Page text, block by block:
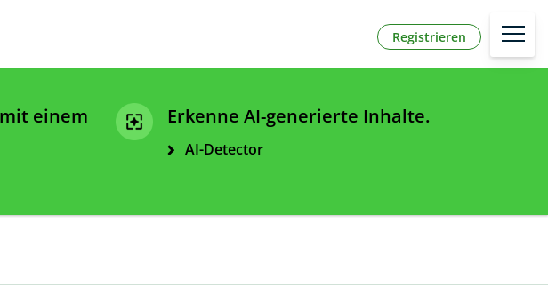
Registrieren
einem
Erkenne AI-generierte Inhalte.
AI-Detector